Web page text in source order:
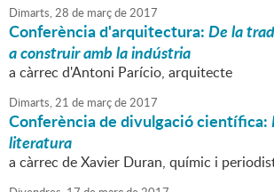
Dimarts,28 de marçde2017
Conferència d'arquitectura:De la
a construir amb la indústria
a càrrec d'Antoni Parício, arquitecte
Dimarts,21 de marçde2017
Conferència de divulgació científica:
literatura
a càrrec de Xavier Duran, químic i